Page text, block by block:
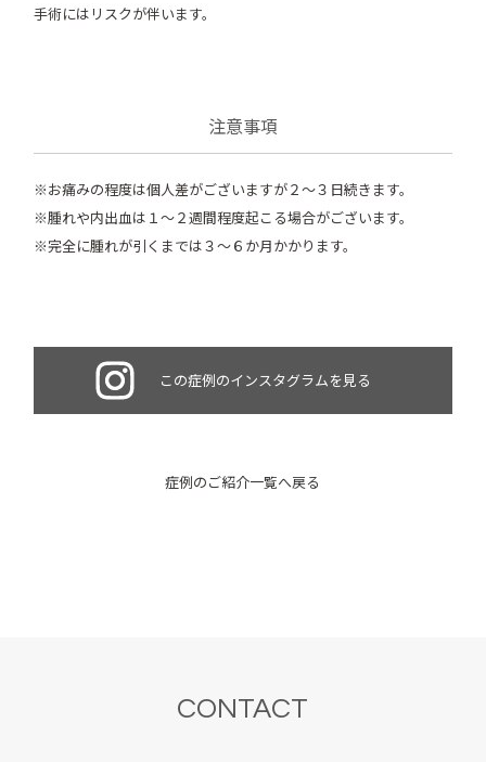
手術にはリスクが伴います。
注意事項
※お痛みの程度は個人差がございますが２～３日続きます。
※腫れや内出血は１～２週間程度起こる場合がございます。
※完全に腫れが引くまでは３～６か月かかります。
この症例のインスタグラムを見る
症例のご紹介一覧へ戻る
CONTACT